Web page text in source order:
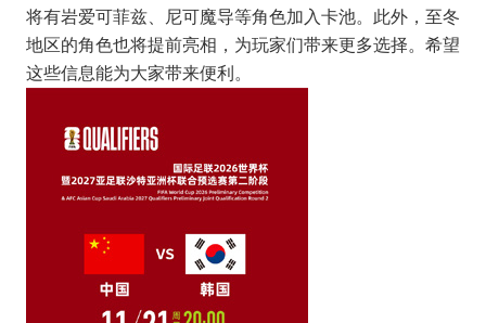
将有岩爱可菲兹、尼可魔导等角色加入卡池。此外，至冬
地区的角色也将提前亮相，为玩家们带来更多选择。希望
这些信息能为大家带来便利。